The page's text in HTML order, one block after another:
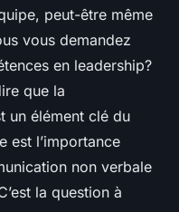
de la
leaders
peut-être même
vous demandez
en leadership?
que la
un élément clé du
est l’importance
non verbale
la question à